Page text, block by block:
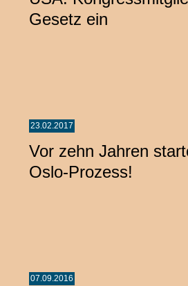
Gesetz ein
23.02.2017
Vor zehn Jahren
Oslo-Prozess!
07.09.2016